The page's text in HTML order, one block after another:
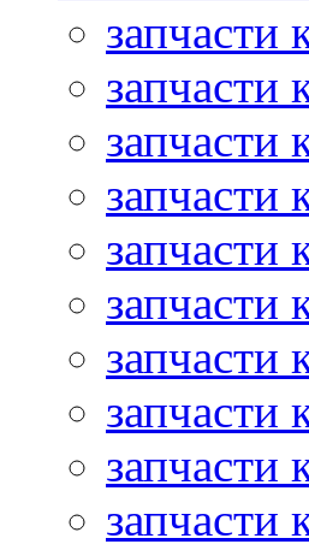
запчасти
запчасти
запчасти
запчасти
запчасти
запчасти
запчасти
запчасти
запчасти
запчасти